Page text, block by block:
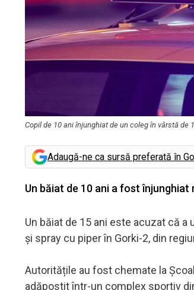
Copil de 10 ani înjunghiat de un coleg în vârstă de
Adaugă-ne ca sursă preferată în
Un băiat de 10 ani a fost
Un băiat de 15 ani este acuzat că
și spray cu piper în Gorki-2, din
Autoritățile au fost chemate la
adăpostit într-un complex sportiv